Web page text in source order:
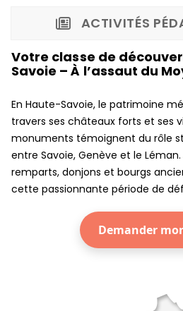
ACTIVITÉS
Votre classe de
Savoie – À l’assaut du
En Haute-Savoie, le patrimoine
travers ses châteaux forts et ses
monuments témoignent du rôle
entre Savoie, Genève et le
remparts, donjons et bourgs
cette passionnante période de
Demander